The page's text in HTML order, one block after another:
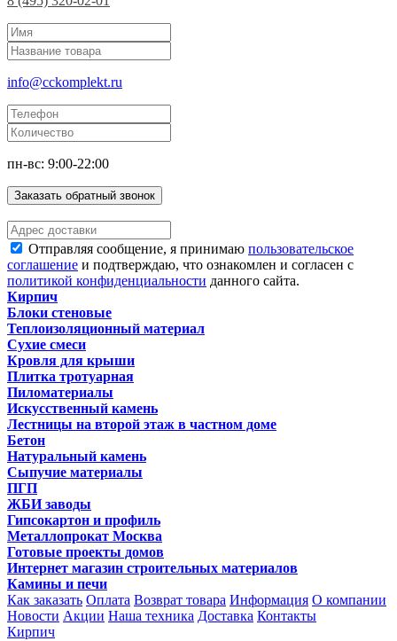
info@cckomplekt.ru
пн-вс: 9:00-22:00
Заказать обратный звонок
Отправляя сообщение, я принимаю пользовательское
соглашение и подтверждаю, что ознакомлен и согласен с
политикой конфиденциальности данного сайта.
Кирпич
Блоки стеновые
Теплоизоляционный материал
Сухие смеси
Кровля для крыши
Плитка тротуарная
Пиломатериалы
Искусственный камень
Лестницы на второй этаж в частном доме
Бетон
Натуральный камень
Сыпучие материалы
ПГП
ЖБИ заводы
Гипсокартон и профиль
Металлопрокат Москва
Готовые проекты домов
Интернет магазин строительных материалов
Камины и печи
Как заказать Оплата Возврат товара Информация О компании
Новости Акции Наша техника Доставка Контакты
Кирпич